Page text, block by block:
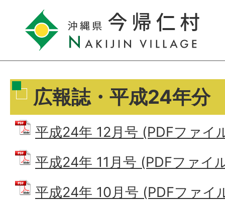
広報誌・平成24年分
平成24年 12月号 (PDFファイ
平成24年 11月号 (PDFファイ
平成24年 10月号 (PDFファイ